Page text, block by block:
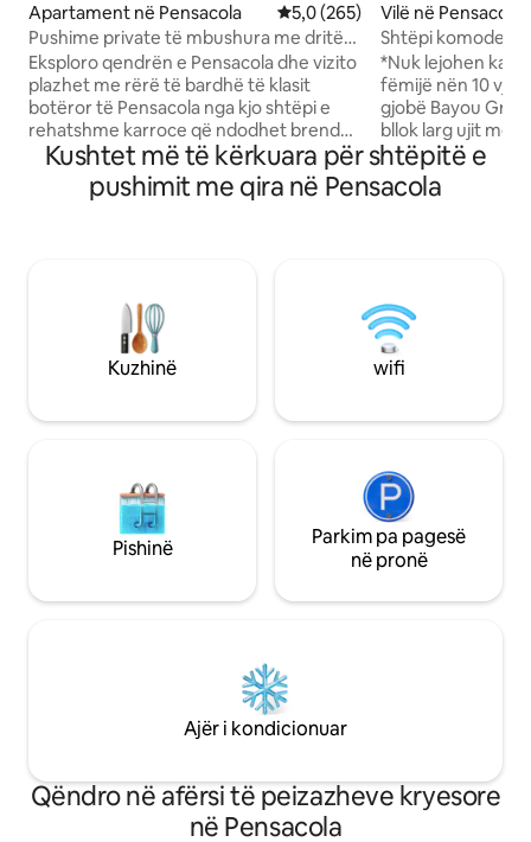
Apartament në Pensacola Vlerësimi mesatar 5,0 nga 5,
5,0 (265)
Pushime private të mbushura me dritë
në qendër të qytetit
Eksploro qendrën e Pensacola dhe vizito
plazhet me rërë të bardhë të klasit
botëror të Pensacola nga kjo shtëpi e
rehatshme karroce që ndodhet brenda
distancës së ecjes nga restorantet,
dyqanet, muzetë dhe jeta e natës.
Dysheme guri, shumë dritë natyrale dhe
HD TV dhe një altoparlant me valë JBL
për të luajtur meloditë tuaja. Kuzhinë e
kompletuar me gjithçka që të duhet për
të gatuar një vakt. Hapësirë e
gjërat e tua dhe një lavatriçe dhe
Vilë në Pensacola
Shtëpi komode
lojërash pranë
*Nuk lejohen
fëmijë nën 10 vjeç * Nuk ka festa
gjobë Bayou Grande Casita është një
bllok larg ujit me
krevatet dhe
dhomën e
shigjetat. Çoji
Blue Angels.
shkëlqyer, një
deri në plazhe
qendër të qytetit.
Kushtet më të kërkuara për shtëpitë e
pushimit me qira në Pensacola
Kuzhinë wifi
Pishinë
Parkim pa pagesë
në pronë
Ajër i kondicionuar
Qëndro në afërsi të peizazheve kryesore
në Pensacola